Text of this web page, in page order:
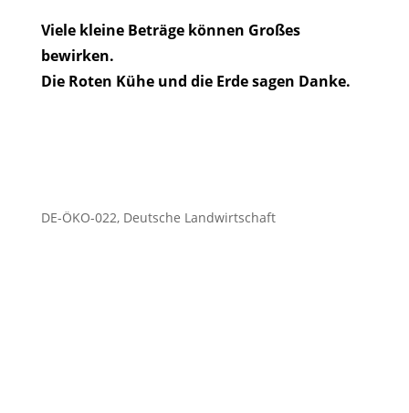
Viele kleine Beträge können Großes
bewirken.
Die Roten Kühe und die Erde sagen Danke.
DE-ÖKO-022, Deutsche Landwirtschaft